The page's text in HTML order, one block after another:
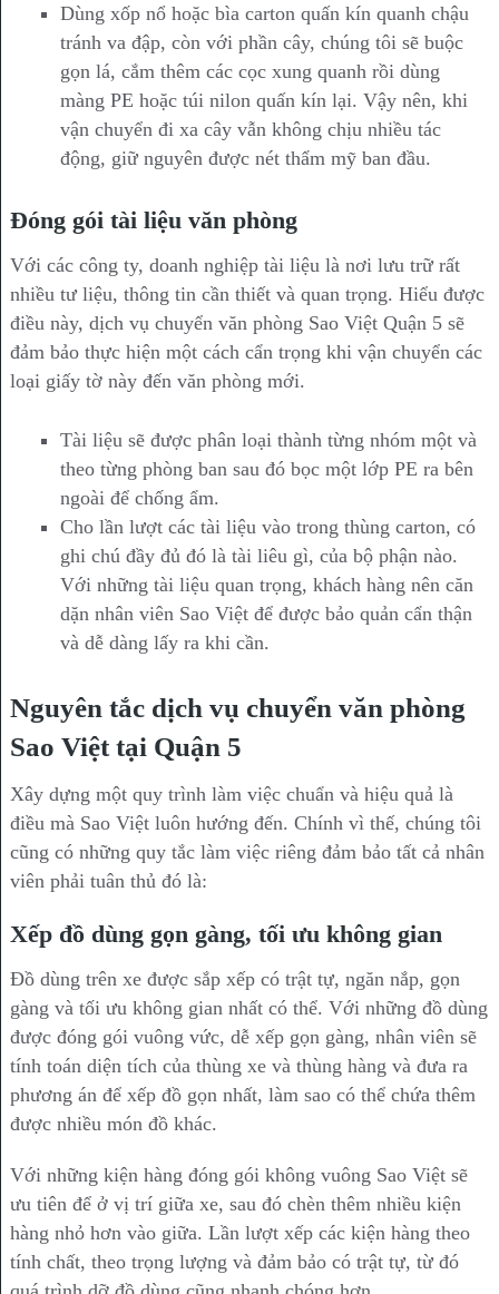
Dùng xốp nổ hoặc bìa carton quấn kín quanh chậu
tránh va đập, còn với phần cây, chúng tôi sẽ buộc
gọn lá, cắm thêm các cọc xung quanh rồi dùng
màng PE hoặc túi nilon quấn kín lại. Vậy nên, khi
vận chuyển đi xa cây vẫn không chịu nhiều tác
động, giữ nguyên được nét thẩm mỹ ban đầu.
Đóng gói tài liệu văn phòng
Với các công ty, doanh nghiệp tài liệu là nơi lưu trữ rất
nhiều tư liệu, thông tin cần thiết và quan trọng. Hiểu được
điều này, dịch vụ chuyển văn phòng Sao Việt Quận 5 sẽ
đảm bảo thực hiện một cách cẩn trọng khi vận chuyển các
loại giấy tờ này đến văn phòng mới.
Tài liệu sẽ được phân loại thành từng nhóm một và
theo từng phòng ban sau đó bọc một lớp PE ra bên
ngoài để chống ẩm.
Cho lần lượt các tài liệu vào trong thùng carton, có
ghi chú đầy đủ đó là tài liêu gì, của bộ phận nào.
Với những tài liệu quan trọng, khách hàng nên căn
dặn nhân viên Sao Việt để được bảo quản cẩn thận
và dễ dàng lấy ra khi cần.
Nguyên tắc dịch vụ chuyển văn phòng
Sao Việt tại Quận 5
Xây dựng một quy trình làm việc chuẩn và hiệu quả là
điều mà Sao Việt luôn hướng đến. Chính vì thế, chúng tôi
cũng có những quy tắc làm việc riêng đảm bảo tất cả nhân
viên phải tuân thủ đó là:
Xếp đồ dùng gọn gàng, tối ưu không gian
Đồ dùng trên xe được sắp xếp có trật tự, ngăn nắp, gọn
gàng và tối ưu không gian nhất có thể. Với những đồ dùng
được đóng gói vuông vức, dễ xếp gọn gàng, nhân viên sẽ
tính toán diện tích của thùng xe và thùng hàng và đưa ra
phương án để xếp đồ gọn nhất, làm sao có thể chứa thêm
được nhiều món đồ khác.
Với những kiện hàng đóng gói không vuông Sao Việt sẽ
ưu tiên để ở vị trí giữa xe, sau đó chèn thêm nhiều kiện
hàng nhỏ hơn vào giữa. Lần lượt xếp các kiện hàng theo
tính chất, theo trọng lượng và đảm bảo có trật tự, từ đó